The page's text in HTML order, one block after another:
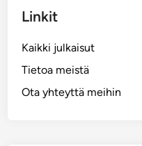
Linkit
Kaikki julkaisut
Tietoa meistä
Ota yhteyttä meihin